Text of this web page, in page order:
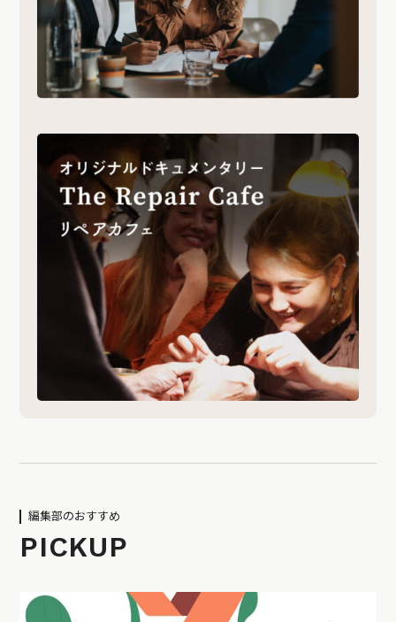
編集部のおすすめ
PICKUP